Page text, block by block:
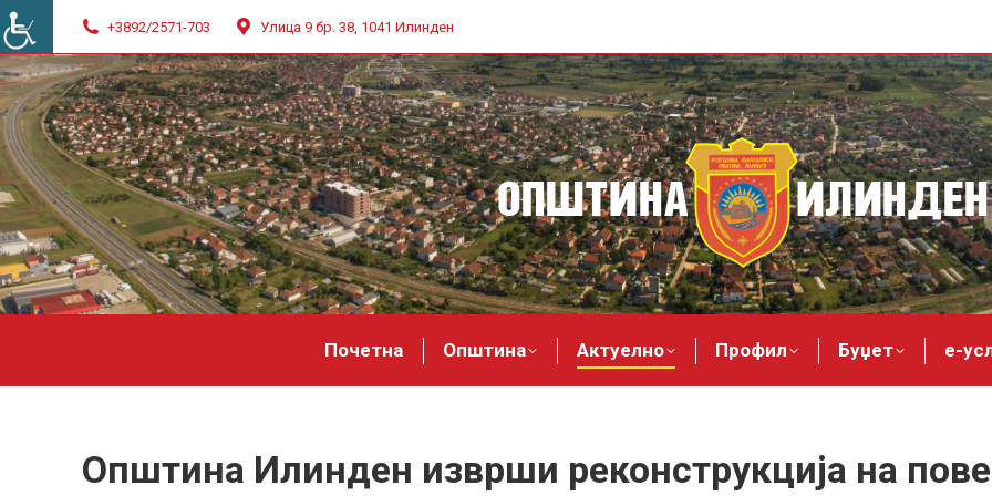
+3892/2571-703 Улица 9 бр. 38, 1041 Илинден
Почетна Општина Актуелно Профил Буџет е-
Општина Илинден изврши реконструкција на